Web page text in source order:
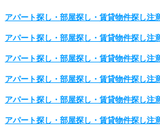
アパート探し・部屋探し・賃貸物件探し注
アパート探し・部屋探し・賃貸物件探し注
アパート探し・部屋探し・賃貸物件探し注
アパート探し・部屋探し・賃貸物件探し注
アパート探し・部屋探し・賃貸物件探し注
アパート探し・部屋探し・賃貸物件探し注